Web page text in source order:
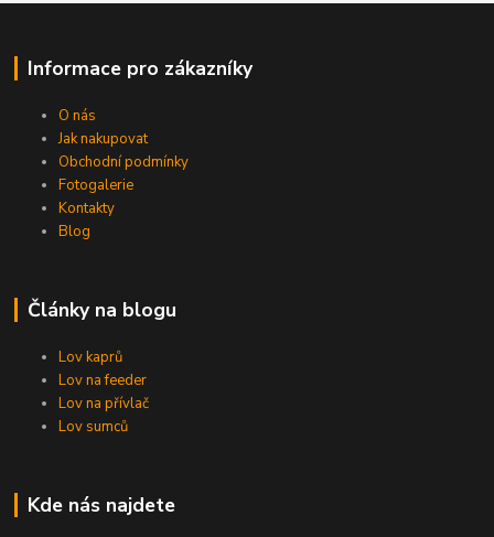
Informace pro zákazníky
O nás
Jak nakupovat
Obchodní podmínky
Fotogalerie
Kontakty
Blog
Články na blogu
Lov kaprů
Lov na feeder
Lov na přívlač
Lov sumců
Kde nás najdete